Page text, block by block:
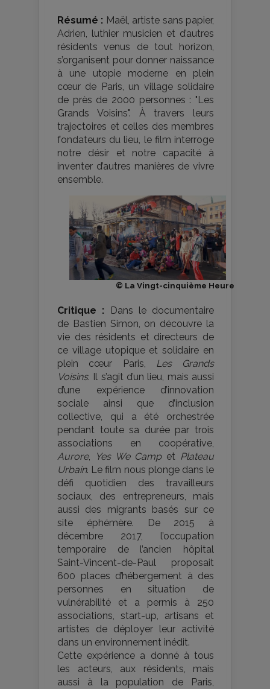
Résumé : Maël, artiste sans papier,
Adrien, luthier musicien et d’autres
résidents venus de tout horizon,
s’organisent pour donner naissance
à une utopie moderne en plein
cœur de Paris, un village solidaire
de près de 2000 personnes : "Les
Grands Voisins". À travers leurs
trajectoires et celles des membres
fondateurs du lieu, le film interroge
notre désir et notre capacité à
inventer d’autres manières de vivre
ensemble.
© La Vingt-cinquième Heure
Critique : Dans le documentaire
de Bastien Simon, on découvre la
vie des résidents et directeurs de
ce village utopique et solidaire en
plein cœur Paris, Les Grands
Voisins. Il s’agit d’un lieu, mais aussi
d’une expérience d’innovation
sociale ainsi que d’inclusion
collective, qui a été orchestrée
pendant toute sa durée par trois
associations en coopérative,
Aurore, Yes We Campet Plateau
Urbain. Le film nous plonge dans le
défi quotidien des travailleurs
sociaux, des entrepreneurs, mais
aussi des migrants basés sur ce
site éphémère. De 2015 à
décembre 2017, l’occupation
temporaire de l’ancien hôpital
Saint-Vincent-de-Paul proposait
600 places d’hébergement à des
personnes en situation de
vulnérabilité et a permis à 250
associations, start-up, artisans et
artistes de déployer leur activité
dans un environnement inédit.
Cette expérience a donné à tous
les acteurs, aux résidents, mais
aussi à la population de Paris,